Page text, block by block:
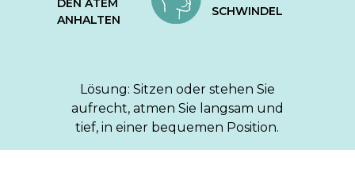
SCHWINDEL
DEN ATEM
ANHALTEN
Lösung: Sitzen oder stehen Sie
aufrecht, atmen Sie langsam und
tief, in einer bequemen Position.